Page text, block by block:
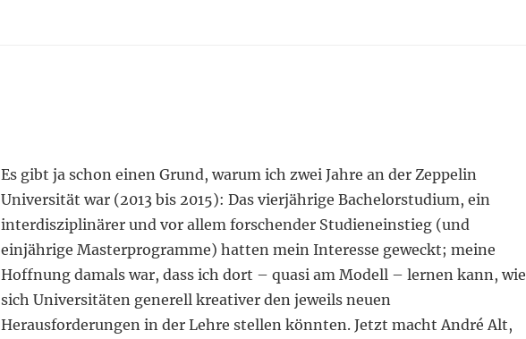
Es gibt ja schon einen Grund, warum ich zwei Jahre an der Zeppelin
Universität war (2013 bis 2015): Das vierjährige Bachelorstudium, ein
interdisziplinärer und vor allem forschender Studieneinstieg (und
einjährige Masterprogramme) hatten mein Interesse geweckt; meine
Hoffnung damals war, dass ich dort – quasi am Modell – lernen kann, wie
sich Universitäten generell kreativer den jeweils neuen
Herausforderungen in der Lehre stellen könnten. Jetzt macht André Alt,